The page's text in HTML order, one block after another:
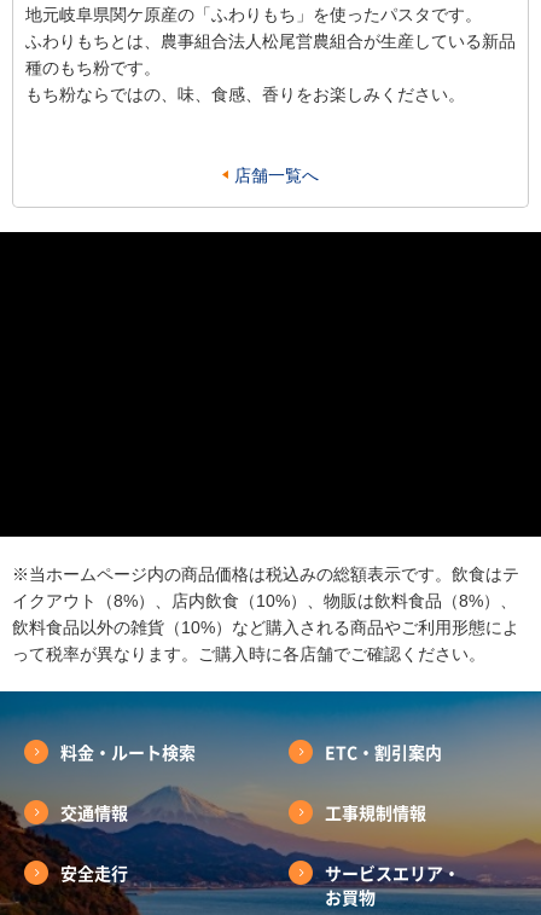
地元岐阜県関ケ原産の「ふわりもち」を使ったパスタです。
ふわりもちとは、農事組合法人松尾営農組合が生産している新品
種のもち粉です。
もち粉ならではの、味、食感、香りをお楽しみください。
店舗一覧へ
※当ホームページ内の商品価格は税込みの総額表示です。飲食はテ
イクアウト（8%）、店内飲食（10%）、物販は飲料食品（8%）、
飲料食品以外の雑貨（10%）など購入される商品やご利用形態によ
って税率が異なります。ご購入時に各店舗でご確認ください。
料金・ルート検索 ETC・割引案内
交通情報 工事規制情報
安全走行
サービスエリア・
お買物